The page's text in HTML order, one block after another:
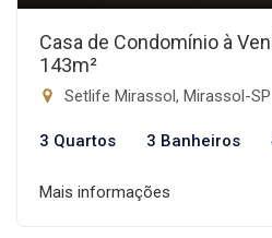
Casa de Condomínio à
143m²
Setlife Mirassol, Mirassol-SP
3 Quartos 3 Banheiros
Mais informações